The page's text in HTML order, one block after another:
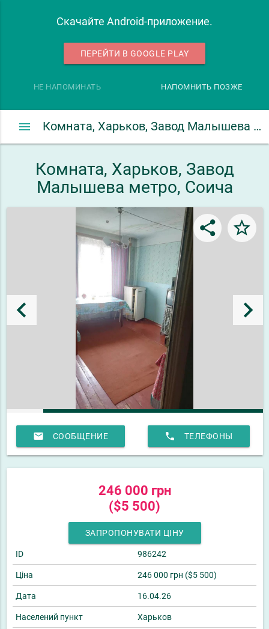
Скачайте Android-приложение.
ПЕРЕЙТИ В GOOGLE PLAY
НЕ НАПОМИНАТЬ НАПОМНИТЬ ПОЗЖЕ
Комната, Харьков, Завод Малышева метро, Соича
menu
Комната, Харьков, Завод
Малышева метро, Соича
share star_border
keyboard_arrow_left keyboard_arrow_right
email СООБЩЕНИЕ phone ТЕЛЕФОНЫ
246 000 грн
($5 500)
ЗАПРОПОНУВАТИ ЦІНУ
ID 986242
Ціна 246 000 грн ($5 500)
Дата 16.04.26
Населений пункт Харьков